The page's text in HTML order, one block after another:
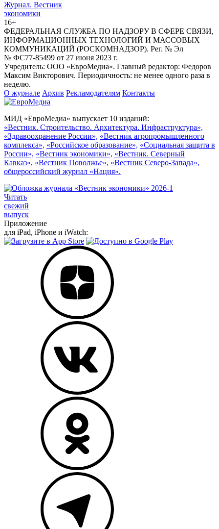
Журнал. Вестник
экономики
16+
ФЕДЕРАЛЬНАЯ СЛУЖБА ПО НАДЗОРУ В СФЕРЕ СВЯЗИ,
ИНФОРМАЦИОННЫХ ТЕХНОЛОГИЙ И МАССОВЫХ
КОММУНИКАЦИЙ (РОСКОМНАДЗОР). Рег. № Эл
№ ФС77-85499 от 27 июня 2023 г.
Учредитель: ООО «ЕвроМедиа». Главный редактор: Федоров
Максим Викторович. Периодичность: не менее одного раза в
неделю.
О журнале Архив Рекламодателям Контакты
МИД «ЕвроМедиа» выпускает 10 изданий:
«Вестник. Строительство. Архитектура. Инфраструктура»,
«Здравоохранение России», «Вестник агропромышленного
комплекса», «Российское образование», «Социальная защита в
России», «Вестник экономики», «Вестник. Северный
Кавказ», «Вестник Поволжье», «Вестник Северо-Запада»,
общероссийский журнал «Нация».
Читать
свежий
выпуск
Приложение
для iPad, iPhone и iWatch: